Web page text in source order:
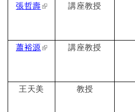
學生專區
English
(link is external)
張哲壽(link is external)
講座教授
蕭裕源(link is external)
講座教授
王天美 教授